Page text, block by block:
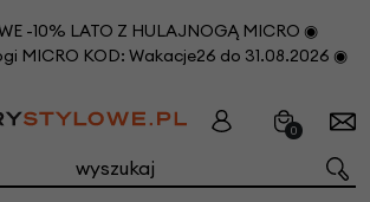
-10% LATO Z HULAJNOGĄ MICRO ◉
MICRO KOD: Wakacje26 do 31.08.2026 ◉
0